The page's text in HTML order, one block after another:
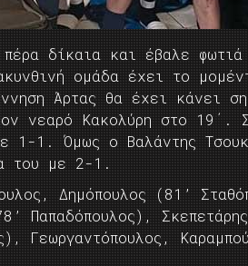
δίκαια και έβαλε
ομάδα έχει το
Άρτας θα έχει κάνει
νεαρό Κακολύρη στο 19΄.
1-1. Όμως ο Βαλάντης
του με 2-1.
Δημόπουλος (81’
Παπαδόπουλος),
Γεωργαντόπουλος,